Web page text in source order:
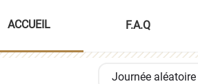
ACCUEIL F.A.Q
Journée aléatoire